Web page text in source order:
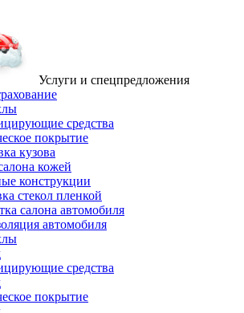
Услуги и спецпредложения
средства
покрытие
кузова
кожей
конструкции
стекол пленкой
салона автомобиля
автомобиля
средства
покрытие